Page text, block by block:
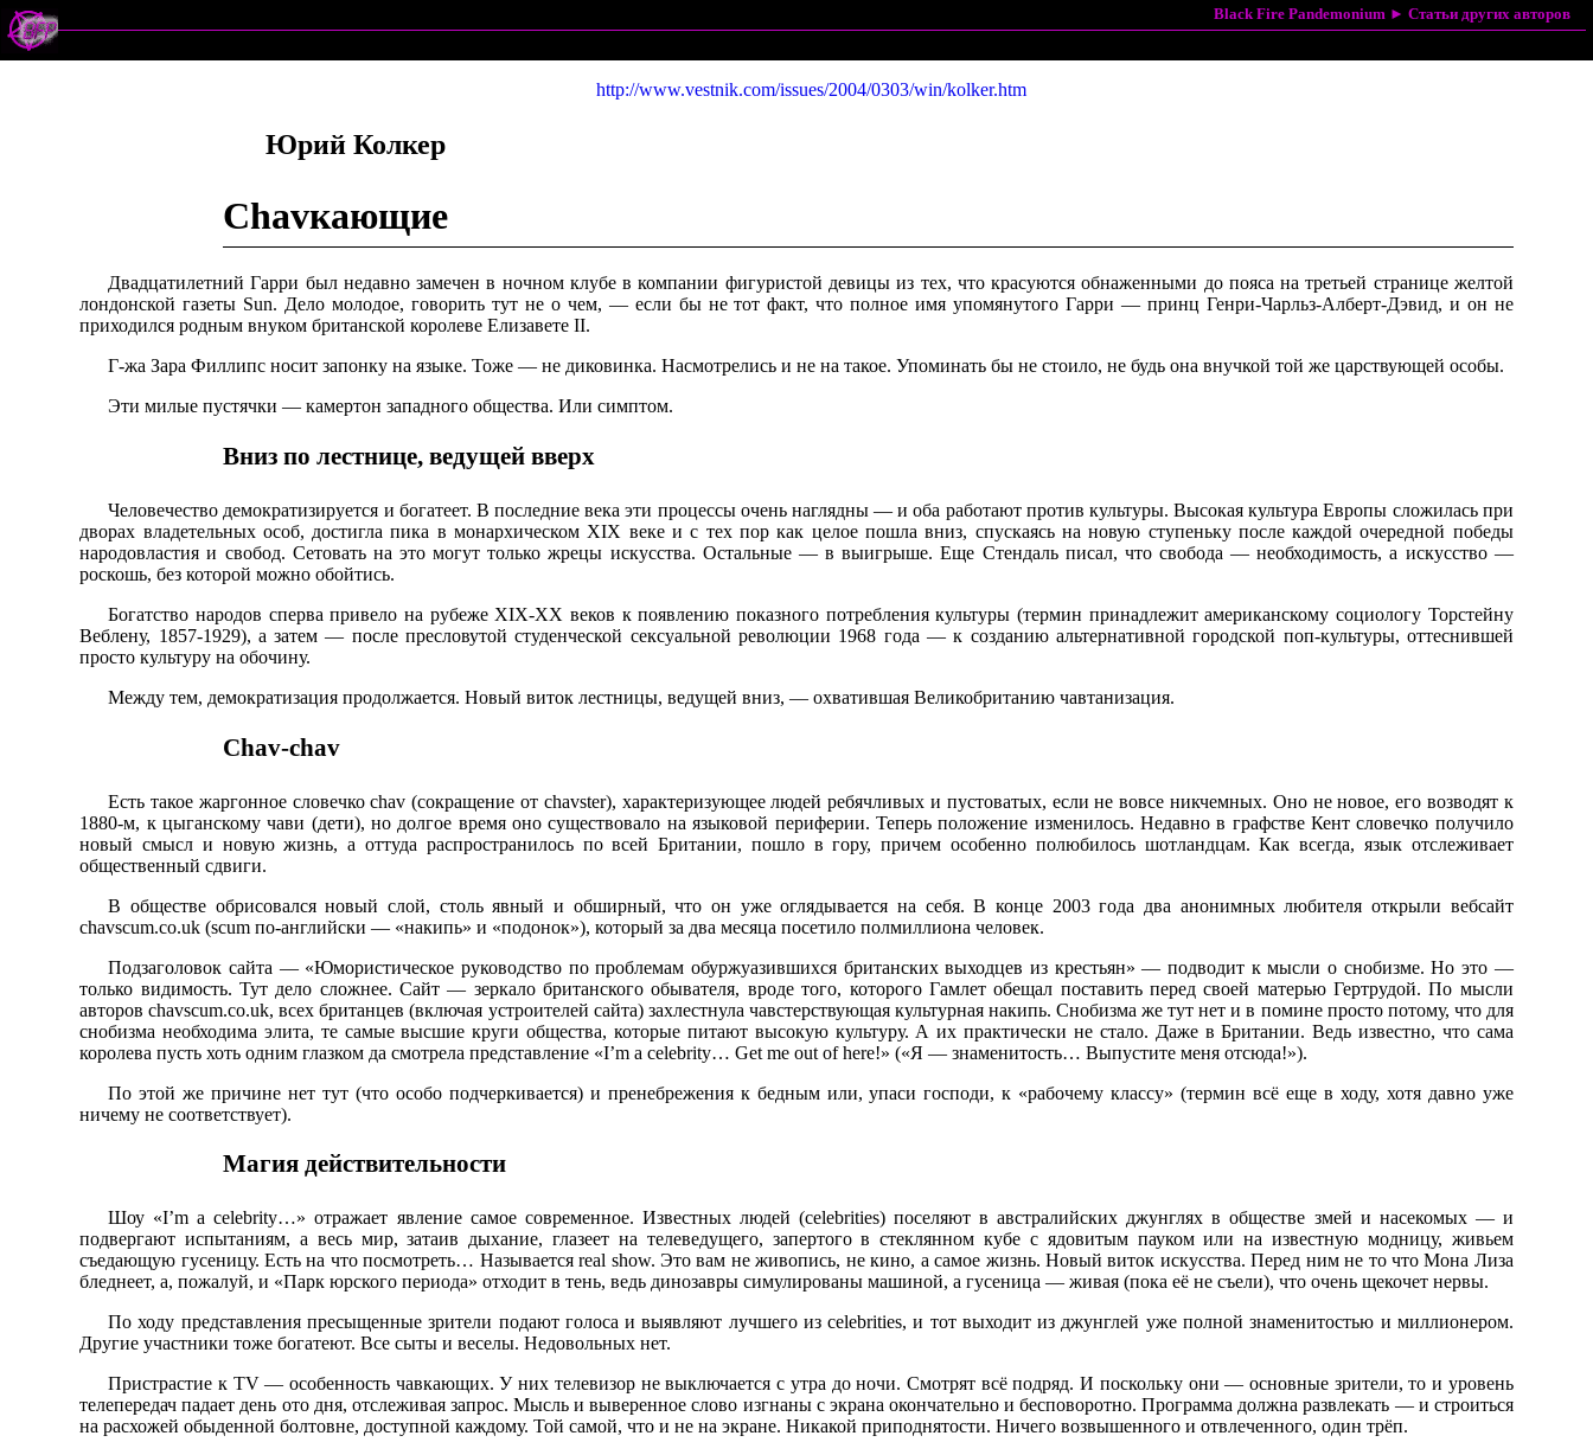
Black Fire Pandemonium ►Статьи других авторов
http://www.vestnik.com/issues/2004/0303/win/kolker.htm
Юрий Колкер
Chavкающие
Двадцатилетний Гарри был недавно замечен в ночном клубе в компании фигуристой девицы из тех, что красуются обнаженными до пояса на третьей странице желтой
лондонской газеты Sun. Дело молодое, говорить тут не о чем, — если бы не тот факт, что полное имя упомянутого Гарри — принц Генри-Чарльз-Алберт-Дэвид, и он не
приходился родным внуком британской королеве Елизавете II.
Г-жа Зара Филлипс носит запонку на языке. Тоже — не диковинка. Насмотрелись и не на такое. Упоминать бы не стоило, не будь она внучкой той же царствующей особы.
Эти милые пустячки — камертон западного общества. Или симптом.
Вниз по лестнице, ведущей вверх
Человечество демократизируется и богатеет. В последние века эти процессы очень наглядны — и оба работают против культуры. Высокая культура Европы сложилась при
дворах владетельных особ, достигла пика в монархическом XIX веке и с тех пор как целое пошла вниз, спускаясь на новую ступеньку после каждой очередной победы
народовластия и свобод. Сетовать на это могут только жрецы искусства. Остальные — в выигрыше. Еще Стендаль писал, что свобода — необходимость, а искусство —
роскошь, без которой можно обойтись.
Богатство народов сперва привело на рубеже XIX-XX веков к появлению показного потребления культуры (термин принадлежит американскому социологу Торстейну
Веблену, 1857-1929), а затем — после пресловутой студенческой сексуальной революции 1968 года — к созданию альтернативной городской поп-культуры, оттеснившей
просто культуру на обочину.
Между тем, демократизация продолжается. Новый виток лестницы, ведущей вниз, — охватившая Великобританию чавтанизация.
Chav-chav
Есть такое жаргонное словечко chav (сокращение от chavster), характеризующее людей ребячливых и пустоватых, если не вовсе никчемных. Оно не новое, его возводят к
1880-м, к цыганскому чави (дети), но долгое время оно существовало на языковой периферии. Теперь положение изменилось. Недавно в графстве Кент словечко получило
новый смысл и новую жизнь, а оттуда распространилось по всей Британии, пошло в гору, причем особенно полюбилось шотландцам. Как всегда, язык отслеживает
общественный сдвиги.
В обществе обрисовался новый слой, столь явный и обширный, что он уже оглядывается на себя. В конце 2003 года два анонимных любителя открыли вебсайт
chavscum.co.uk (scum по-английски — «накипь» и «подонок»), который за два месяца посетило полмиллиона человек.
Подзаголовок сайта — «Юмористическое руководство по проблемам обуржуазившихся британских выходцев из крестьян» — подводит к мысли о снобизме. Но это —
только видимость. Тут дело сложнее. Сайт — зеркало британского обывателя, вроде того, которого Гамлет обещал поставить перед своей матерью Гертрудой. По мысли
авторов chavscum.co.uk, всех британцев (включая устроителей сайта) захлестнула чавстерствующая культурная накипь. Снобизма же тут нет и в помине просто потому, что для
снобизма необходима элита, те самые высшие круги общества, которые питают высокую культуру. А их практически не стало. Даже в Британии. Ведь известно, что сама
королева пусть хоть одним глазком да смотрела представление «I’m a celebrity… Get me out of here!» («Я — знаменитость… Выпустите меня отсюда!»).
По этой же причине нет тут (что особо подчеркивается) и пренебрежения к бедным или, упаси господи, к «рабочему классу» (термин всё еще в ходу, хотя давно уже
ничему не соответствует).
Магия действительности
Шоу «I’m a celebrity…» отражает явление самое современное. Известных людей (celebrities) поселяют в австралийских джунглях в обществе змей и насекомых — и
подвергают испытаниям, а весь мир, затаив дыхание, глазеет на телеведущего, запертого в стеклянном кубе с ядовитым пауком или на известную модницу, живьем
съедающую гусеницу. Есть на что посмотреть… Называется real show. Это вам не живопись, не кино, а самое жизнь. Новый виток искусства. Перед ним не то что Мона Лиза
бледнеет, а, пожалуй, и «Парк юрского периода» отходит в тень, ведь динозавры симулированы машиной, а гусеница — живая (пока её не съели), что очень щекочет нервы.
По ходу представления пресыщенные зрители подают голоса и выявляют лучшего из celebrities, и тот выходит из джунглей уже полной знаменитостью и миллионером.
Другие участники тоже богатеют. Все сыты и веселы. Недовольных нет.
Пристрастие к TV — особенность чавкающих. У них телевизор не выключается с утра до ночи. Смотрят всё подряд. И поскольку они — основные зрители, то и уровень
телепередач падает день ото дня, отслеживая запрос. Мысль и выверенное слово изгнаны с экрана окончательно и бесповоротно. Программа должна развлекать — и строиться
на расхожей обыденной болтовне, доступной каждому. Той самой, что и не на экране. Никакой приподнятости. Ничего возвышенного и отвлеченного, один трёп.